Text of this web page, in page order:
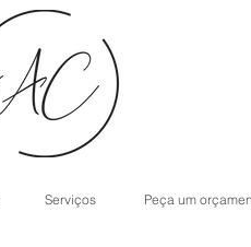
Serviços Peça um